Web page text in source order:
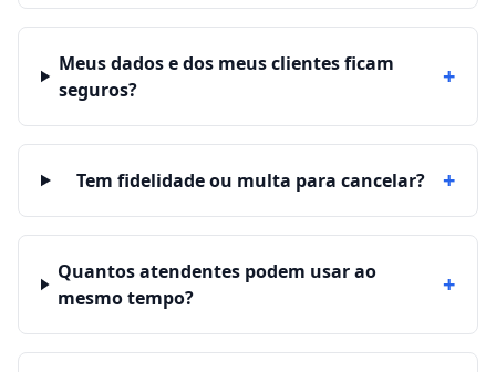
Meus dados e dos meus clientes ficam
seguros?
+
Tem fidelidade ou multa para cancelar? +
Quantos atendentes podem usar ao
mesmo tempo?
+